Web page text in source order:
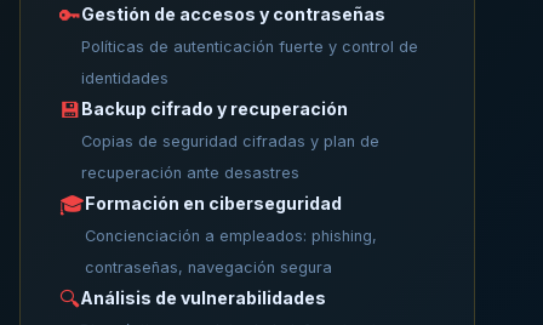
🔑Gestión de accesos y contraseñas
Políticas de autenticación fuerte y control de
identidades
💾Backup cifrado y recuperación
Copias de seguridad cifradas y plan de
recuperación ante desastres
🎓Formación en ciberseguridad
Concienciación a empleados: phishing,
contraseñas, navegación segura
🔍Análisis de vulnerabilidades